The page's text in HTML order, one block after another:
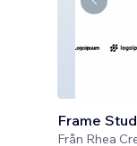
Frame
Från Rhea